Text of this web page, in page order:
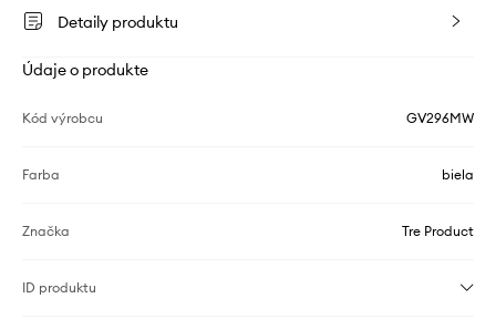
Detaily produktu
Údaje o produkte
Kód výrobcu GV296MW
Farba biela
Značka Tre Product
ID produktu